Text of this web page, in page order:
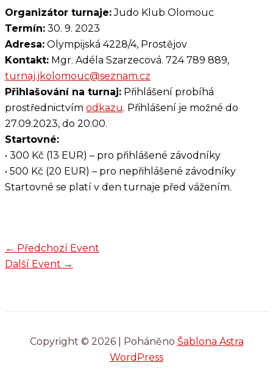
Organizátor turnaje:Judo Klub Olomouc
Termín: 30. 9. 2023
Adresa: Olympijská 4228/4, Prostějov
Kontakt: Mgr. Adéla Szarzecová. 724 789 889,
turnaj.jkolomouc@seznam.cz
Přihlašování na turnaj: Přihlášení probíhá
prostřednictvím odkazu. Přihlášení je možné do
27.09.2023, do 20:00.
Startovné:
• 300 Kč (13 EUR) – pro přihlášené závodníky
• 500 Kč (20 EUR) – pro nepřihlášené závodníky
Startovné se platí v den turnaje před vážením.
← Předchozí Event
Další Event →
Copyright © 2026 | Poháněno Šablona Astra
WordPress